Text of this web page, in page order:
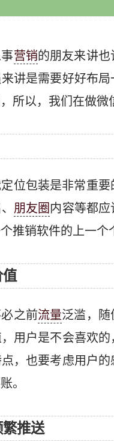
营销的朋友来讲
讲是需要好好布
所以，我们在做微
位包装是非常重
朋友圈 内容等都
推销软件的上一个
值
之前流量泛滥，随
用户是不会喜欢
，也要考虑用户
。
推送